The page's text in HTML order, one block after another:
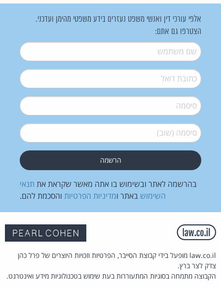
אלפי עורכי דין ואנשי משפט נעזרים בידע משפטי מהימן ועדכני.
הצטרפו גם אתם:
שם משתמש*
דואל*
סיסמה*
סיסמה (שוב)*
בהרשמה לאתר ובשימוש בו אתה מאשר שקראת את תנאי
השימוש באתר ומדיניות הפרטיות והסכמת להם.
law.co.il מופעל בידי קבוצת הסייבר, הפרטיות וזכויות היוצרים של פרל כהן
צדק לצר ברץ.
הקבוצה מתמחה בסוגיות המתעוררות בעת שימוש בטכנולוגיות מידע ואינטרנט.